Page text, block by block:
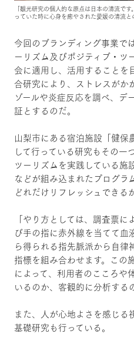
「観光研究の個人的な原点は日本の清流で
っていた時に心身を癒やされた愛媛の清流と
今回のブランディング事業で
ーリズム及びポジティブ・ツ
会に適用し、活用することを
合研究により、ストレスがか
ゾールや炎症反応を調べ、デ
証とするのだ。
山梨市にある宿泊施設「健保
して行っている研究もその一
ツーリズムを実践している施
などが組み込まれたプログラ
どれだけリフレッシュできる
「やり方としては、調査票
び手の指に赤外線を当てて血
ら得られる指先脈派から自
指標を組み合わせます。この
によって、利用者のこころや
いるのか、客観的に分析する
また、人が心地よさを感じる
基礎研究も行っている。